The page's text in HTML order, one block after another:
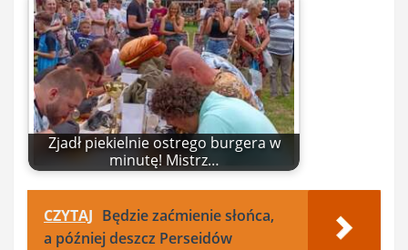
Zjadł piekielnie ostrego burgera w
minutę! Mistrz…
CZYTAJ Będzie zaćmienie słońca,
a później deszcz Perseidów